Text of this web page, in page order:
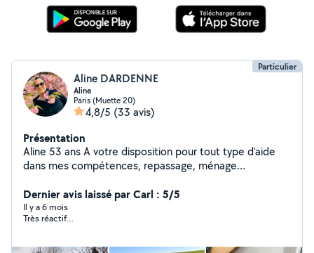
Particulier
Aline DARDENNE
Aline
Paris (Muette 20)
4,8/5 (33 avis)
Présentation
Aline 53 ans A votre disposition pour tout type d'aide
dans mes compétences, repassage, ménage
consciencieux appliqué et méticuleux
Dernier avis laissé par Carl : 5/5
Il y a 6 mois
Très réactif…